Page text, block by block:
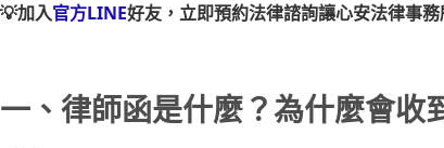
💡加入官方LINE好友，立即預約法律諮詢讓心安法律事務
一、律師函是什麼？為什麼會收